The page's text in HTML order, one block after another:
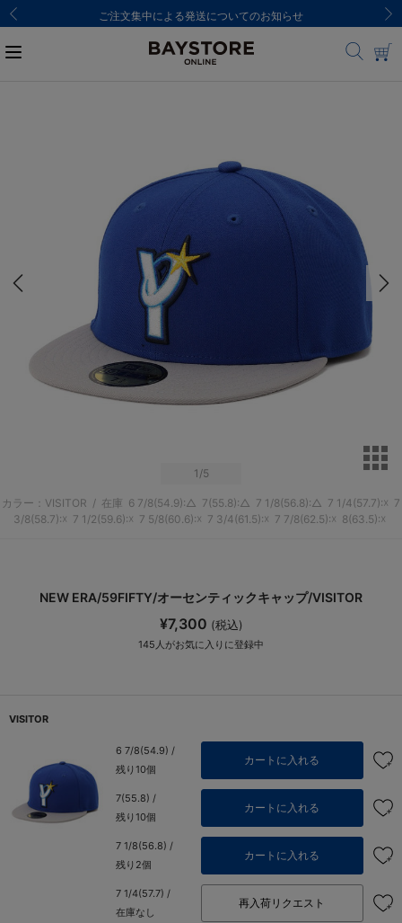
ご注文集中による発送についてのお知らせ
1 /5
カラー：VISITOR / 在庫 6 7/8(54.9):△ 7(55.8):△ 7 1/8(56.8):△ 7 1/4(57.7):☓ 7
3/8(58.7):☓ 7 1/2(59.6):☓ 7 5/8(60.6):☓ 7 3/4(61.5):☓ 7 7/8(62.5):☓ 8(63.5):☓
NEW ERA/59FIFTY/オーセンティックキャップ/VISITOR
¥7,300 (税込)
145 人がお気に入りに登録中
VISITOR
6 7/8(54.9) /
残り10個
カートに入れる
7(55.8) /
残り10個
カートに入れる
7 1/8(56.8) /
残り2個
カートに入れる
7 1/4(57.7) /
在庫なし
再入荷リクエスト